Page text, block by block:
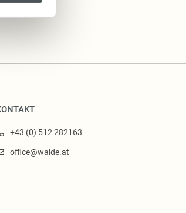
+43 (0) 512 282163
office@walde.at